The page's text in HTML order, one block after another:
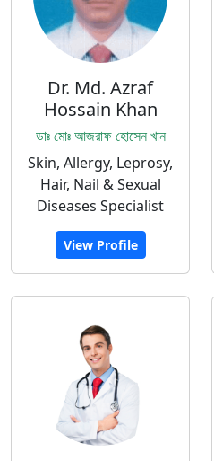
Dr. Md. Azraf
Hossain Khan
ডাঃ মোঃ আজরাফ হোসেন খান
Skin, Allergy, Leprosy,
Hair, Nail & Sexual
Diseases Specialist
View Profile